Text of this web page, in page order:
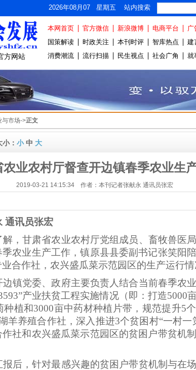
2026年08月07 星期五 站内搜索
方网站
本网首页 官方微信 新浪微博 电商平台 广
国策解读
时政关注 本刊时评 智库热点 建
消费潮流
流行扫描 民生视点 社会广角 就
与市场->正文
： 小中 大
农业农村厅督查开边镇春季农业生
2019-03-21 14:15:34 作者：本刊记者张献永 通讯员张宏
通讯员张宏
解，甘肃省农业农村厅党组成员、畜牧兽医
农业生产工作，镇原县县委副书记张笑阳
合作社，农兴盛瓜菜示范园区的生产运行情
镇党委、政府主要负责人结合当前春季农
产业扶贫工程实施情况（即：打造5000
种植和3000亩中药材种植片带，规范提升5
羊养殖合作社，深入推进3个贫困村“一村一
社和农兴盛瓜菜示范园区的贫困户带贫机
后，针对最感兴趣的贫困户带贫机制与在